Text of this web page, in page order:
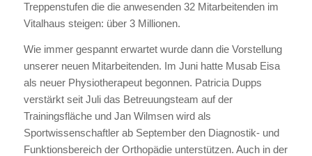
Treppenstufen die die anwesenden 32 Mitarbeitenden im
Vitalhaus steigen: über 3 Millionen.
Wie immer gespannt erwartet wurde dann die Vorstellung
unserer neuen Mitarbeitenden. Im Juni hatte Musab Eisa
als neuer Physiotherapeut begonnen. Patricia Dupps
verstärkt seit Juli das Betreuungsteam auf der
Trainingsfläche und Jan Wilmsen wird als
Sportwissenschaftler ab September den Diagnostik- und
Funktionsbereich der Orthopädie unterstützen. Auch in der